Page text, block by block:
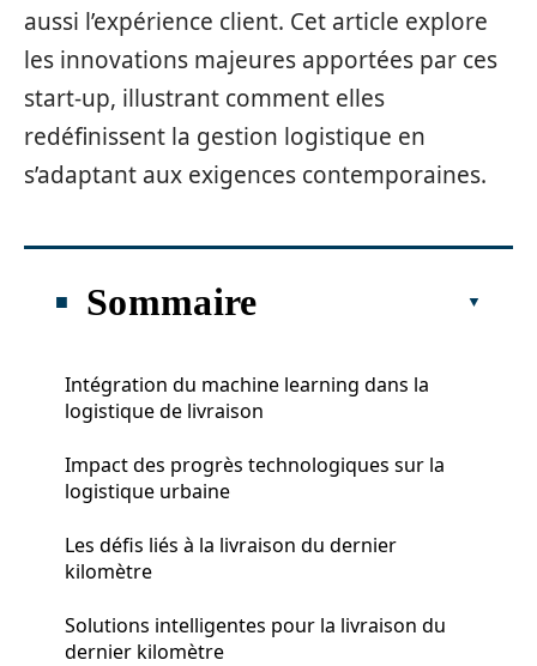
aussi l’expérience client. Cet article explore
les innovations majeures apportées par ces
start-up, illustrant comment elles
redéfinissent la gestion logistique en
s’adaptant aux exigences contemporaines.
Sommaire
Intégration du machine learning dans la
logistique de livraison
Impact des progrès technologiques sur la
logistique urbaine
Les défis liés à la livraison du dernier
kilomètre
Solutions intelligentes pour la livraison du
dernier kilomètre